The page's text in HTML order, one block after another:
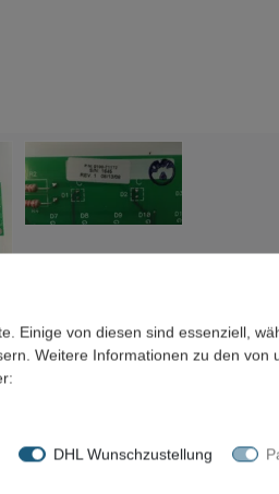
zum Artikel / Preisvorschlag
Einige von diesen sind essenziell,
Weitere Informationen zu den von
DHL Wunschzustellung